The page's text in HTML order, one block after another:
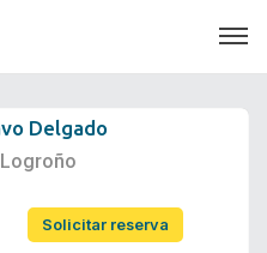
Delgado
Solicitar reserva